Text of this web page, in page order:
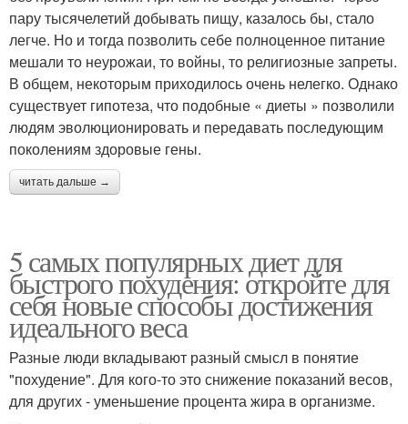
пару тысячелетий добывать пищу, казалось бы, стало
легче. Но и тогда позволить себе полноценное питание
мешали то неурожаи, то войны, то религиозные запреты.
В общем, некоторым приходилось очень нелегко. Однако
существует гипотеза, что подобные « диеты » позволили
людям эволюционировать и передавать последующим
поколениям здоровые гены.
читать дальше →
5 самых популярных диет для
быстрого похудения: откройте для
себя новые способы достижения
идеального веса
Разные люди вкладывают разный смысл в понятие
"похудение". Для кого-то это снижение показаний весов,
для других - уменьшение процента жира в организме.